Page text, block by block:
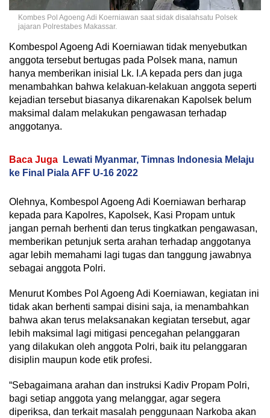
Kombes Pol Agoeng Adi Koerniawan saat sidak disalahsatu Polsek
jajaran Polrestabes Makassar.
Kombespol Agoeng Adi Koerniawan tidak menyebutkan
anggota tersebut bertugas pada Polsek mana, namun
hanya memberikan inisial Lk. I.A kepada pers dan juga
menambahkan bahwa kelakuan-kelakuan anggota seperti
kejadian tersebut biasanya dikarenakan Kapolsek belum
maksimal dalam melakukan pengawasan terhadap
anggotanya.
Baca Juga
Lewati Myanmar, Timnas Indonesia Melaju
ke Final Piala AFF U-16 2022
Olehnya, Kombespol Agoeng Adi Koerniawan berharap
kepada para Kapolres, Kapolsek, Kasi Propam untuk
jangan pernah berhenti dan terus tingkatkan pengawasan,
memberikan petunjuk serta arahan terhadap anggotanya
agar lebih memahami lagi tugas dan tanggung jawabnya
sebagai anggota Polri.
Menurut Kombes Pol Agoeng Adi Koerniawan, kegiatan ini
tidak akan berhenti sampai disini saja, ia menambahkan
bahwa akan terus melaksanakan kegiatan tersebut, agar
lebih maksimal lagi mitigasi pencegahan pelanggaran
yang dilakukan oleh anggota Polri, baik itu pelanggaran
disiplin maupun kode etik profesi.
“Sebagaimana arahan dan instruksi Kadiv Propam Polri,
bagi setiap anggota yang melanggar, agar segera
diperiksa, dan terkait masalah penggunaan Narkoba akan